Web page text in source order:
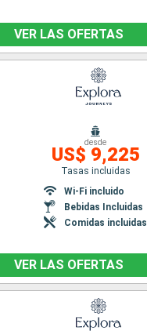
VER LAS OFERTAS
desde
US$ 9,225
Tasas incluidas
Wi-Fi incluido
Bebidas Incluidas
Comidas incluidas
VER LAS OFERTAS